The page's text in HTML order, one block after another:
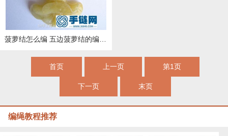
首页 上一页 第1页
下一页 末页
编绳教程推荐